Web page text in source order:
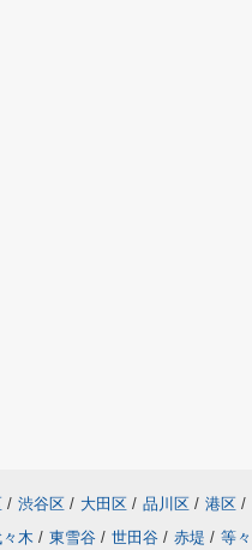
/ 渋谷区 / 大田区 / 品川区 / 港区 /
木 / 東雪谷 / 世田谷 / 赤堤 / 等